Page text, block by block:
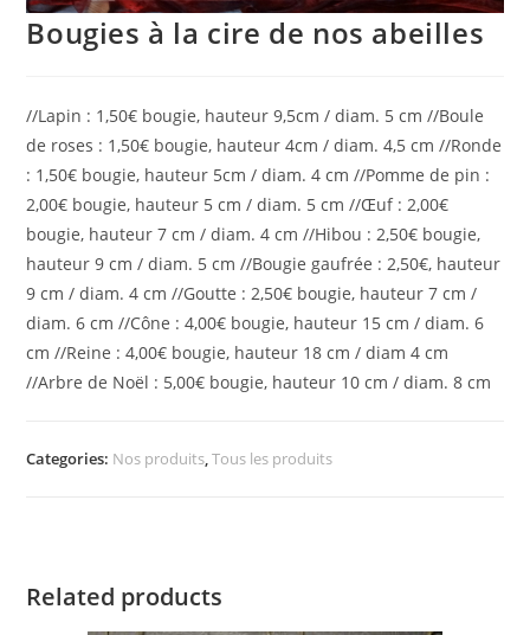
Bougies à la cire de nos abeilles
//Lapin : 1,50€ bougie, hauteur 9,5cm / diam. 5 cm //Boule
de roses : 1,50€ bougie, hauteur 4cm / diam. 4,5 cm //Ronde
: 1,50€ bougie, hauteur 5cm / diam. 4 cm //Pomme de pin :
2,00€ bougie, hauteur 5 cm / diam. 5 cm //Œuf : 2,00€
bougie, hauteur 7 cm / diam. 4 cm //Hibou : 2,50€ bougie,
hauteur 9 cm / diam. 5 cm //Bougie gaufrée : 2,50€, hauteur
9 cm / diam. 4 cm //Goutte : 2,50€ bougie, hauteur 7 cm /
diam. 6 cm //Cône : 4,00€ bougie, hauteur 15 cm / diam. 6
cm //Reine : 4,00€ bougie, hauteur 18 cm / diam 4 cm
//Arbre de Noël : 5,00€ bougie, hauteur 10 cm / diam. 8 cm
Categories: Nos produits,Tous les produits
Related products